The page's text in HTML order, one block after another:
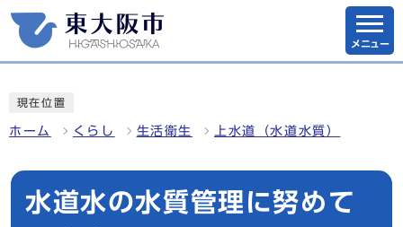
メニュー
現在位置
ホーム くらし 生活衛生 上水道（水道水質）
水道水の水質管理に努めて